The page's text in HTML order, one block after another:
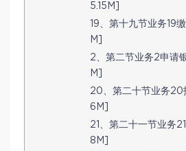
5.15M]
19、第十九节业务19
M]
2、第二节业务2申请
M]
20、第二十节业务
6M]
21、第二十一节业务
8M]